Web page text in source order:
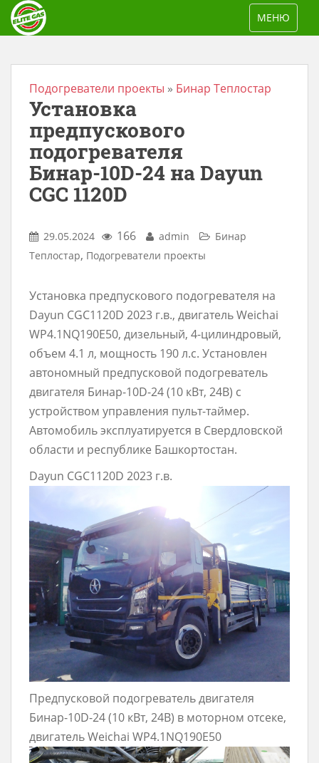
TOGGLE
МЕНЮ
Подогреватели проекты » Бинар Теплостар
Установка
предпускового
подогревателя
Бинар-10D-24 на Dayun
CGC 1120D
29.05.2024 166 admin
Бинар
Теплостар, Подогреватели проекты
Установка предпускового подогревателя на
Dayun CGC1120D 2023 г.в., двигатель Weichai
WP4.1NQ190E50, дизельный, 4-цилиндровый,
объем 4.1 л, мощность 190 л.с. Установлен
автономный предпусковой подогреватель
двигателя Бинар-10D-24 (10 кВт, 24В) с
устройством управления пульт-таймер.
Автомобиль эксплуатируется в Свердловской
области и республике Башкортостан.
Dayun CGC1120D 2023 г.в.
Предпусковой подогреватель двигателя
Бинар-10D-24 (10 кВт, 24В) в моторном отсеке,
двигатель Weichai WP4.1NQ190E50